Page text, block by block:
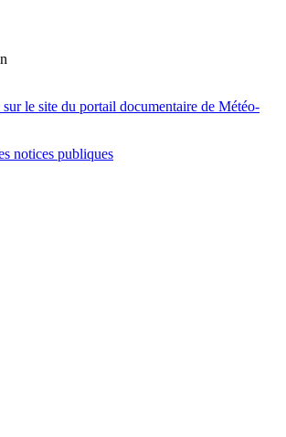
le site du portail documentaire de Météo-
notices publiques